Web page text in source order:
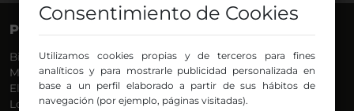
PROGRAMAS
Bilbosport
Más Música
El Madrugador
Lo Más Nuevo
Agurtzane
Belén Ollero
Dani
Eduardo
Consentimiento de Cookies
Utilizamos cookies propias y de terceros para fines
analíticos y para mostrarle publicidad personalizada en
base a un perfil elaborado a partir de sus hábitos de
navegación (por ejemplo, páginas visitadas).